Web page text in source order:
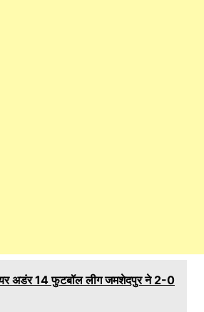
अडंर 14 फुटबॉल लीग जमशेदपुर ने 2-0